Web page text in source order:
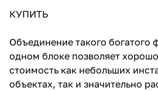
КУПИТЬ
Объединение такого богатого
одном блоке позволяет
стоимость как небольших
объектах, так и значительно